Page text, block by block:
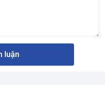
luận